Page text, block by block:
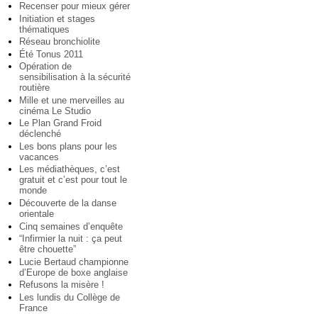
Recenser pour mieux gérer
Initiation et stages
thématiques
Réseau bronchiolite
Été Tonus 2011
Opération de
sensibilisation à la sécurité
routière
Mille et une merveilles au
cinéma Le Studio
Le Plan Grand Froid
déclenché
Les bons plans pour les
vacances
Les médiathèques, c’est
gratuit et c’est pour tout le
monde
Découverte de la danse
orientale
Cinq semaines d’enquête
“Infirmier la nuit : ça peut
être chouette”
Lucie Bertaud championne
d’Europe de boxe anglaise
Refusons la misère !
Les lundis du Collège de
France